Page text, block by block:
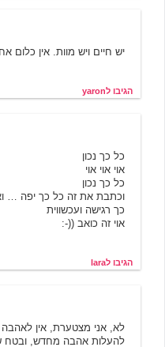
יש חיים ויש מוות. אין כלום
הגיבו לyaron
כל כך נכון
אוי אוי אוי
כל כך נכון
וכתבת את זה כל כך יפה …
כך רגישה ועכשווית
אוי זה כואב ((-:
הגיבו לlara
לא, אני מצטערת, אין
להעלות אהבה מחדש, ובטח